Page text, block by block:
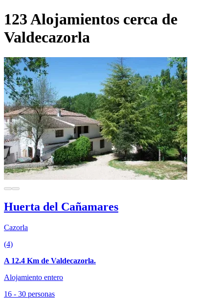
123 Alojamientos cerca de
Valdecazorla
Huerta del Cañamares
Cazorla
(4)
A 12.4 Km de Valdecazorla.
Alojamiento entero
16 - 30 personas